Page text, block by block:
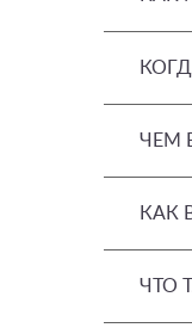
ЧЕМ
КАК
ЧТО